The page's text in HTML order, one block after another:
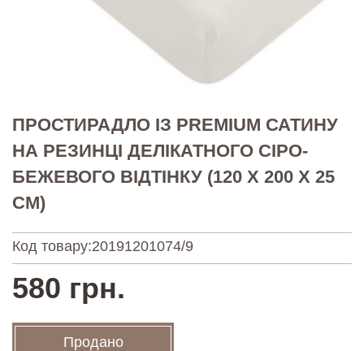
ПРОСТИРАДЛО ІЗ PREMIUM САТИНУ
НА РЕЗИНЦІ ДЕЛІКАТНОГО СІРО-
БЕЖЕВОГО ВІДТІНКУ (120 X 200 Х 25
СМ)
Код товару:20191201074/9
580 грн.
Продано